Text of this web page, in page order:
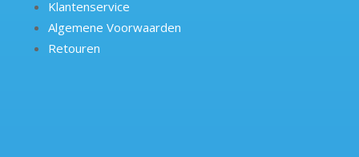
Klantenservice
Algemene Voorwaarden
Retouren